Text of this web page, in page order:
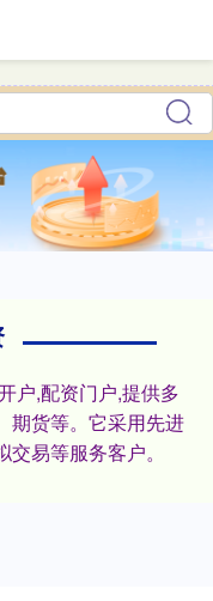
户,配资门户,提供多
期货等。它采用先进
易等服务客户。